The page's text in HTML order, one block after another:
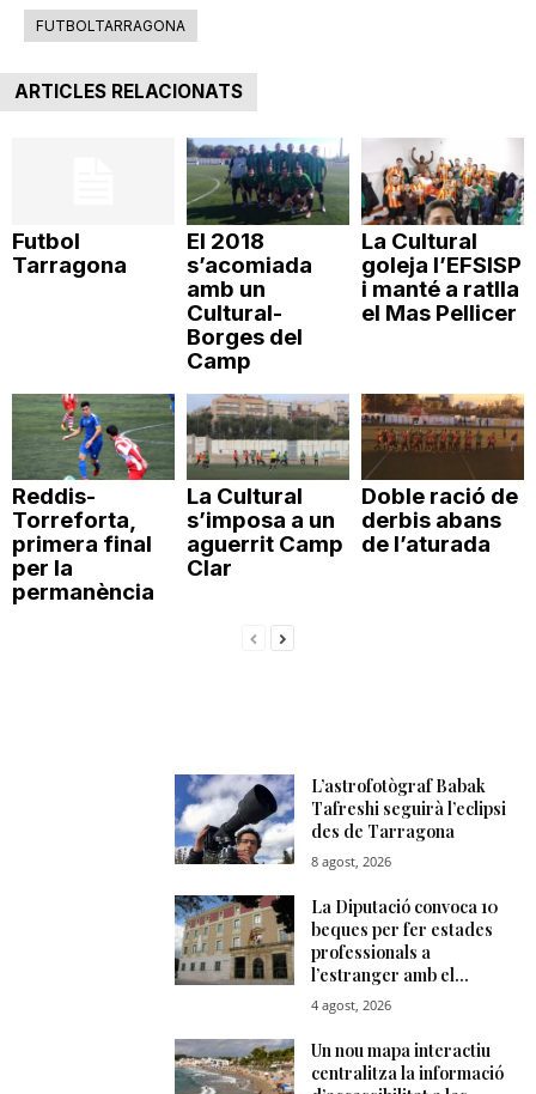
FUTBOLTARRAGONA
ARTICLES RELACIONATS
Futbol
Tarragona
El 2018
s’acomiada
amb un
Cultural-
Borges del
Camp
La Cultural
goleja l’EFSISP
i manté a ratlla
el Mas Pellicer
Reddis-
Torreforta,
primera final
per la
permanència
La Cultural
s’imposa a un
aguerrit Camp
Clar
Doble ració de
derbis abans
de l’aturada